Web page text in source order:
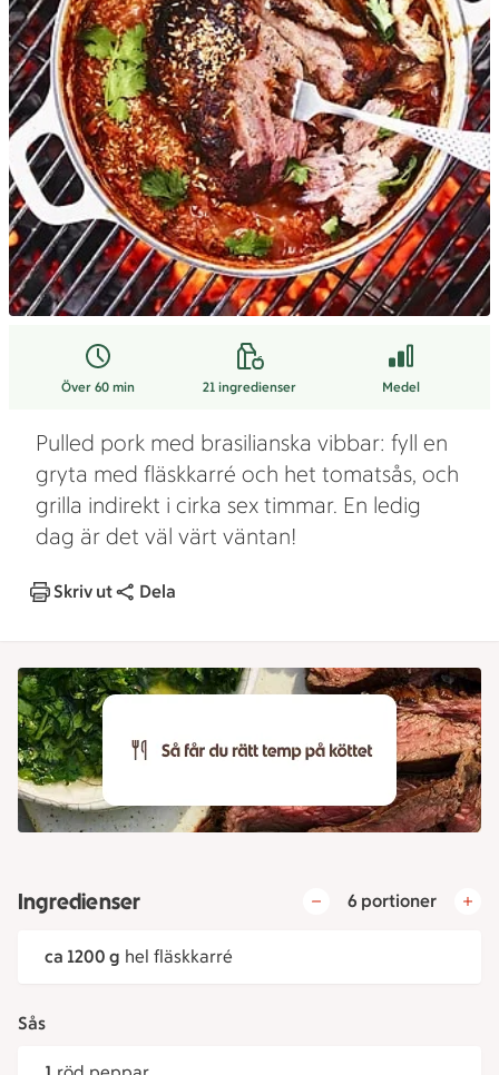
Över 60 min 21 ingredienser Medel
Pulled pork med brasilianska vibbar: fyll en
gryta med fläskkarré och het tomatsås, och
grilla indirekt i cirka sex timmar. En ledig
dag är det väl värt väntan!
Skriv ut Dela
Ingredienser 6 portioner
ca 1200 g hel fläskkarré
Sås